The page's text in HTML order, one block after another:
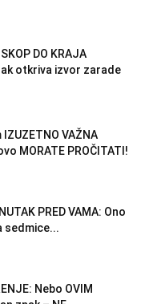
DO KRAJA
otkriva izvor zarade
VAŽNA
MORATE PROČITATI!
PRED VAMA: Ono
sedmice...
Nebo OVIM